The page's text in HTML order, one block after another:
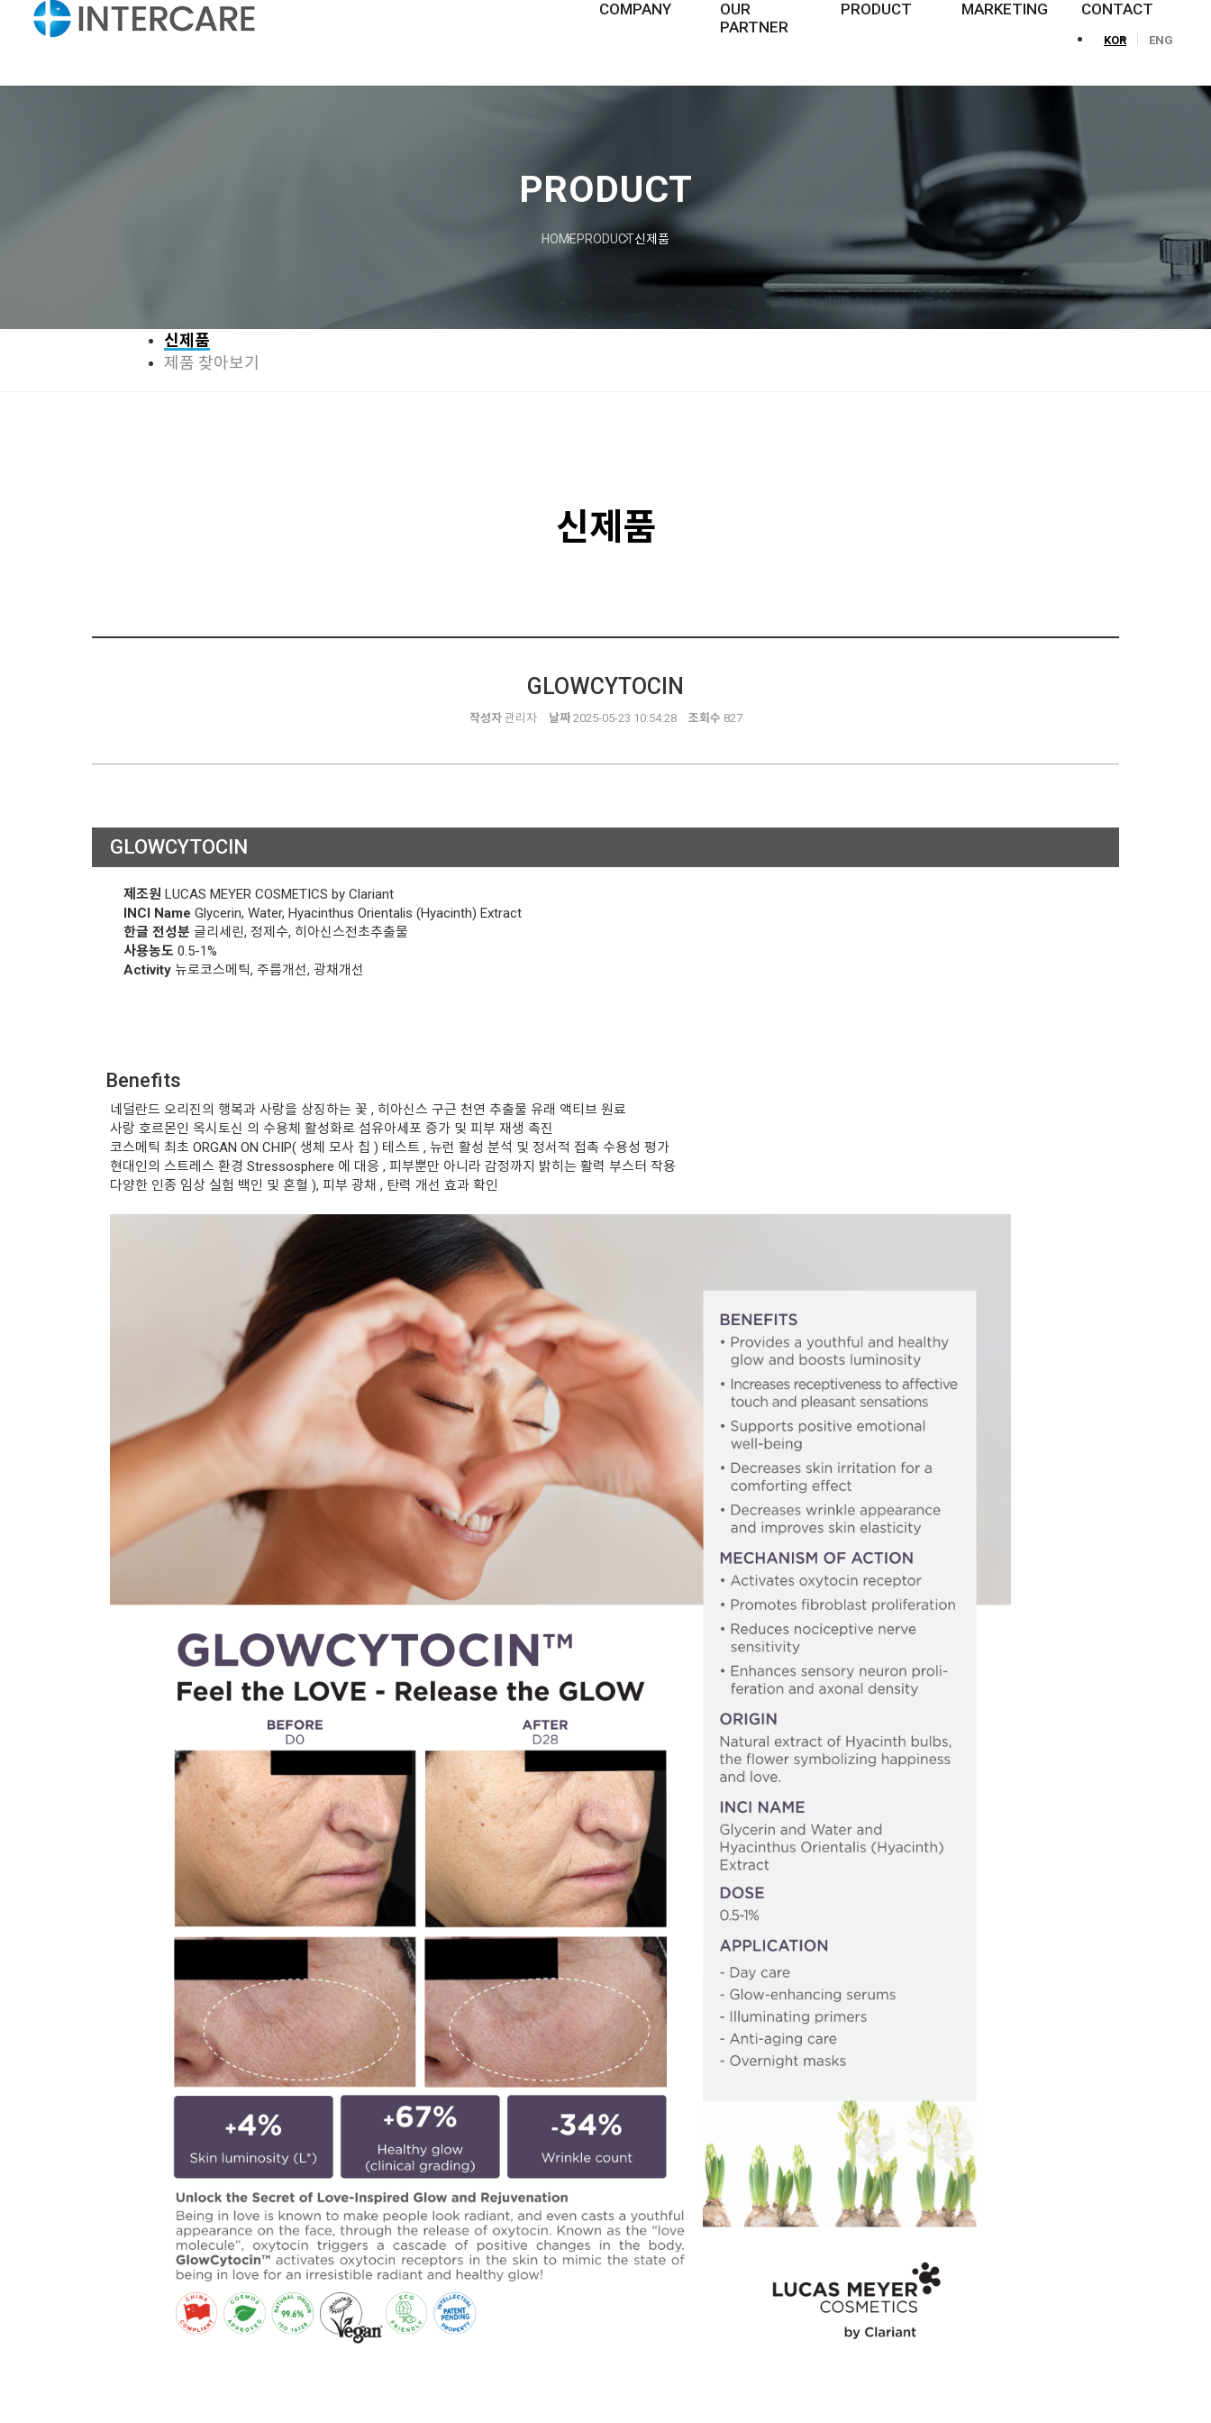
COMPANY
OUR
PARTNER
PRODUCT MARKETING
뉴스레터
NEWS
CONTACT
KOR ENG
PRODUCT
PRODUCT신제품
신제품
제품 찾아보기
신제품
GLOWCYTOCIN
작성자관리자 날짜2025-05-23 10:54:28 조회수 827
GLOWCYTOCIN
제조원 LUCAS MEYER COSMETICS by Clariant
INCI Name Glycerin, Water, Hyacinthus Orientalis (Hyacinth) Extract
한글 전성분 글리세린, 정제수, 히아신스전초추출물
사용농도 0.5-1%
Activity 뉴로코스메틱, 주름개선, 광채개선
Benefits
네덜란드 오리진의 행복과 사랑을 상징하는 꽃 , 히아신스 구근 천연 추출물 유래 액티브 원료
사랑 호르몬인 옥시토신 의 수용체 활성화로 섬유아세포 증가 및 피부 재생 촉진
코스메틱 최초 ORGAN ON CHIP( 생체 모사 칩 ) 테스트 , 뉴런 활성 분석 및 정서적 접촉 수용성 평가
현대인의 스트레스 환경 Stressosphere 에 대응 , 피부뿐만 아니라 감정까지 밝히는 활력 부스터 작용
다양한 인종 임상 실험 백인 및 혼혈 ), 피부 광채 , 탄력 개선 효과 확인